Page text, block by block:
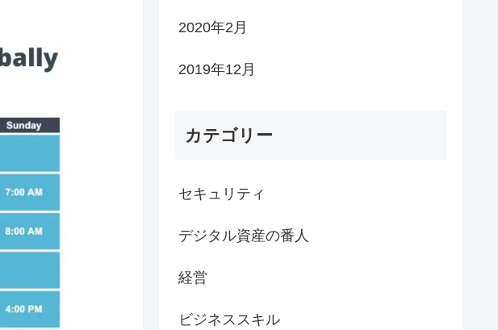
2020年2月
2019年12月
カテゴリー
セキュリティ
デジタル資産の番人
経営
ビジネススキル